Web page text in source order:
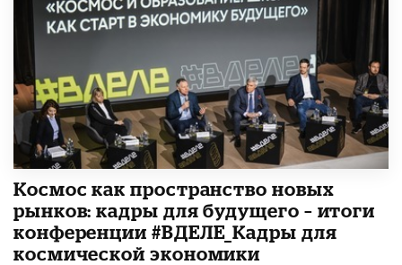
Космос как пространство новых
рынков: кадры для будущего – итоги
конференции #ВДЕЛЕ_Кадры для
космической экономики